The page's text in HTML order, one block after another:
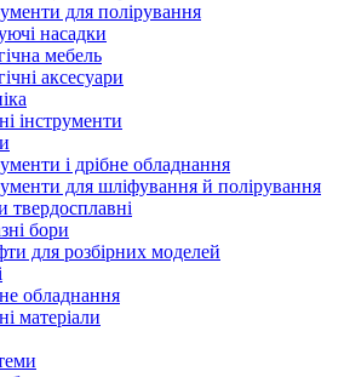
для полірування
насадки
мебель
аксесуари
інструменти
і дрібне обладнання
для шліфування й полірування
твердосплавні
бори
для розбірних моделей
обладнання
матеріали